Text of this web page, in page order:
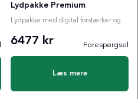
Lydpakke Premium
Lydpakke med digital forstærker og valgfri subwoofer
6477 kr Forespørgsel
Læs mere